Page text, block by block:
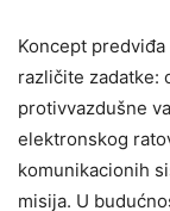
Koncept
različite zadatke:
protivvazdušne
elektronskog
komunikacionih
misija. U